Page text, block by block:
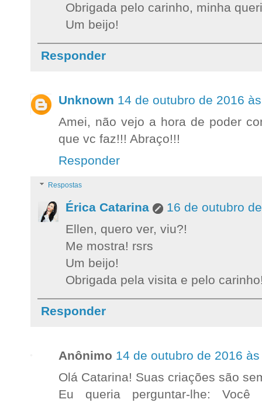
Obrigada pelo carinho, minha
Um beijo!
Responder
Unknown 14 de outubro de 2016
Amei, não vejo a hora de poder
que vc faz!!! Abraço!!!
Responder
Respostas
Érica Catarina
16 de outubro
Ellen, quero ver, viu?!
Me mostra! rsrs
Um beijo!
Obrigada pela visita e pelo
Responder
Anônimo 14 de outubro de 2016
Olá Catarina! Suas criações são
Eu queria perguntar-lhe: